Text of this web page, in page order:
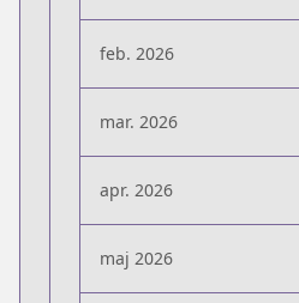
feb. 2026
mar. 2026
apr. 2026
maj 2026